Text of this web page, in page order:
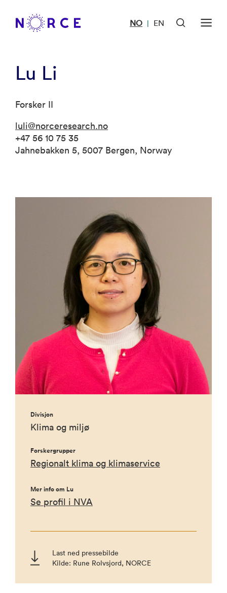
NO | EN
Lu Li
Forsker II
luli@norceresearch.no
+47 56 10 75 35
Jahnebakken 5, 5007 Bergen, Norway
Divisjon
Klima og miljø
Forskergrupper
Regionalt klima og klimaservice
Mer info om Lu
Se profil i NVA
Last ned pressebilde
Kilde: Rune Rolvsjord, NORCE